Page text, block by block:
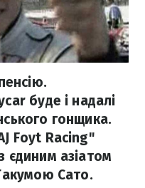
буде і надалі
гонщика.
Foyt Racing"
єдиним азіатом
Сато.